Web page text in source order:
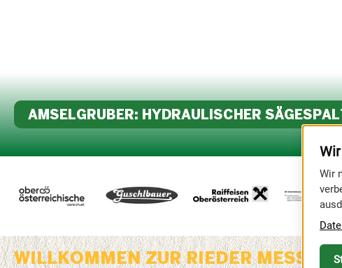
AMSELGRUBER: HYDRAULISCHER
WILLKOMMEN ZUR RIEDER MESSE!
Wir